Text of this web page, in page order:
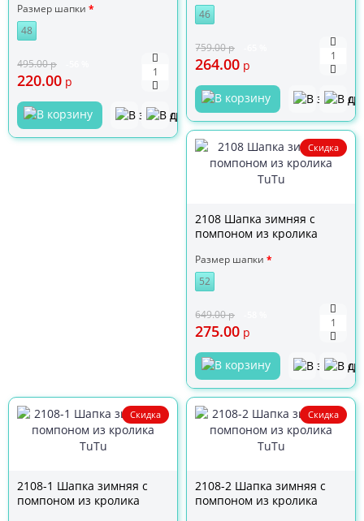
Размер шапки
48
495.00р
220.00 р
46
759.00р
264.00 р
Скидка
2108 Шапка зимняя с
помпоном из кролика
Размер шапки
52
649.00р
275.00 р
Скидка
2108-1 Шапка зимняя с
помпоном из кролика
Скидка
2108-2 Шапка зимняя с
помпоном из кролика